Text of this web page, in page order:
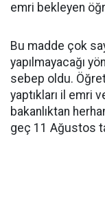
emri bekleyen
Bu madde çok
yapılmayacağı
sebep oldu.
yaptıkları il emri
bakanlıktan
geç 11 Ağustos